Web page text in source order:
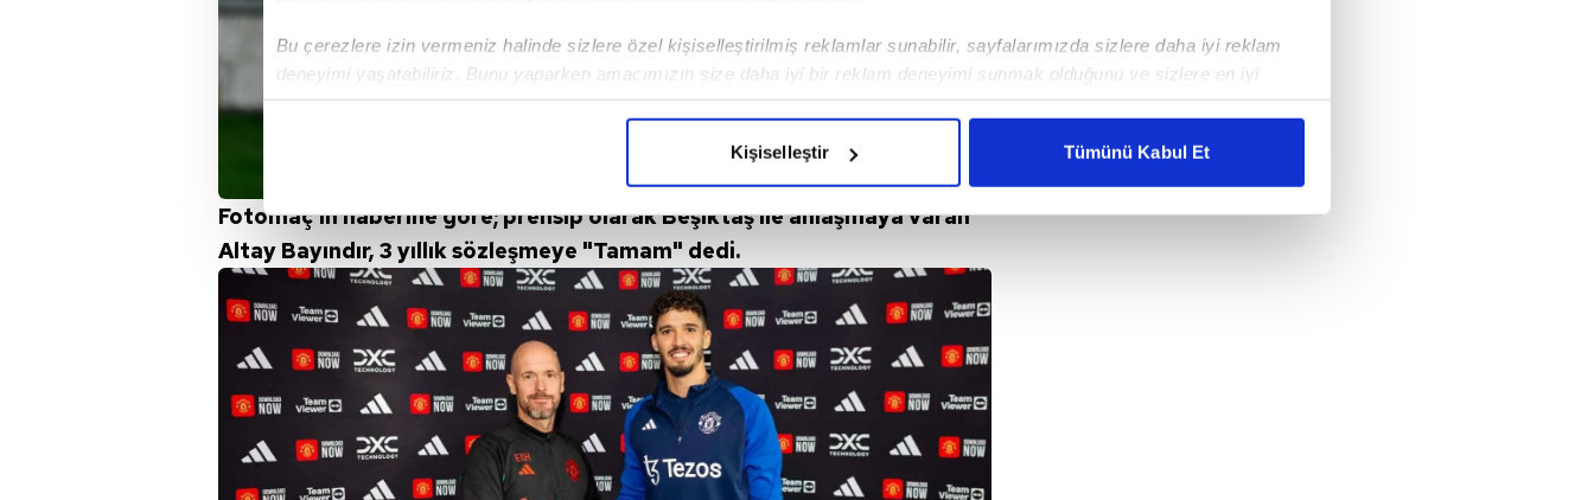
Bu çerezlere izin vermeniz halinde sizlere özel kişiselleştirilmiş reklamlar sunabilir, sayfalarımızda sizlere daha iyi reklam
deneyimi yaşatabiliriz. Bunu yaparken amacımızın size daha iyi bir reklam deneyimi sunmak olduğunu ve sizlere en iyi
içerikleri sunabilmek adına elimizden gelen çabayı gösterdiğimizi ve bu noktada, reklamların maliyetlerimizi karşılamak
Her halükârda, kullanıcılar, bu çerezlere izin vermedikleri takdirde, kullanıcılara hedefli reklamlar gösterilmeyecektir."
Sizlere daha iyi bir hizmet sunabilmek için İnternet Sitemizde kendimize ve üçüncü kişilere ait çerezler kullanılmaktadır. Bu
çerezler vasıtasıyla çeşitli kişisel verileriniz işlenmekte olup gerekli olan çerezler bilgi toplumu hizmetlerinin sunulması
amacıyla kullanılmaktadır. Diğer çerezler, sitemizin daha işlevsel kılınması ve kişiselleştirilmesi ve sizlere yönelik
reklam/pazarlama faaliyetlerinin yapılması, amaçlarıyla sınırlı olarak açık rızanız dahilinde kullanılacaktır.
Çerezlere ilişkin tercihlerinizi aşağıda yer alan panel vasıtasıyla belirleyebilirsiniz. Çerezlere ilişkin detaylı bilgi için Ayarlar
butonuna tıklayabilir,Çerez Bilgilendirme Metnimiziziyaret edebilirsiniz.
6698 sayılı Kişisel Verilerin Korunması Kanunu uyarınca hazırlanmış Aydınlatma Metnimizi okumak ve sitemizde ilgili
Kişiselleştir Tümünü Kabul Et
Fotomaç'ın haberine göre; prensip olarak Beşiktaş ile anlaşmaya varan
Altay Bayındır, 3 yıllık sözleşmeye "Tamam" dedi.